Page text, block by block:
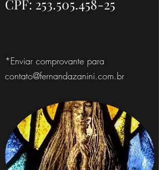
CPF: 253.505.458-25
*Enviar comprovante para
contato@fernandazanini.com.br